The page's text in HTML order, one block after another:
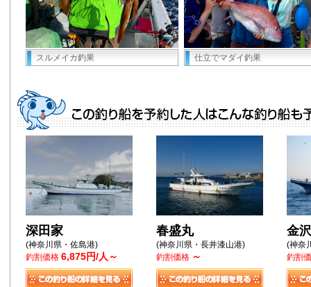
スルメイカ釣果 仕立でマダイ釣果
深田家
(神奈川県・佐島港)
釣割価格 6,875円/人～
春盛丸
(神奈川県・長井漆山港)
釣割価格 ～
金
(神奈
釣割